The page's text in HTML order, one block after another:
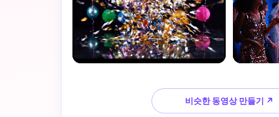
비슷한 동영상 만들기 ↗